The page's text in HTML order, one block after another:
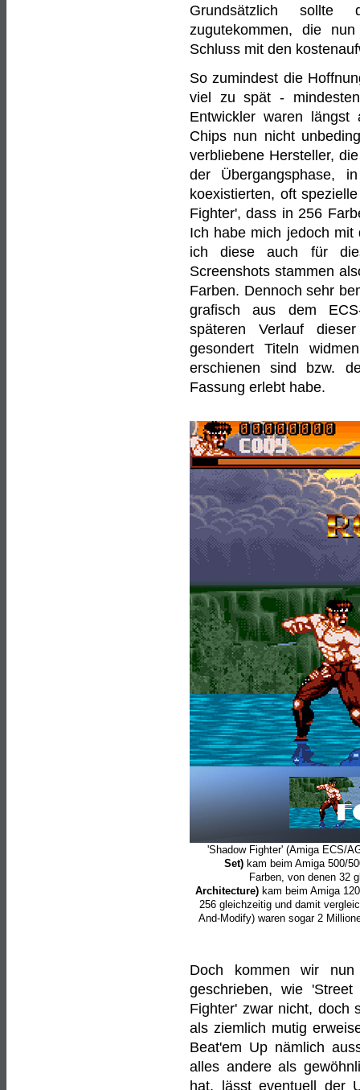
Grundsätzlich sollte
zugutekommen, die
Schluss mit den
So zumindest die
viel zu spät -
Entwickler waren längst
Chips nun nicht
verbliebene Hersteller,
der Übergangsphase,
koexistierten, oft
Fighter', dass in 256
Ich habe mich jedoch mit
ich diese auch für
Screenshots stammen
Farben. Dennoch sehr
grafisch aus dem
späteren Verlauf
gesondert Titeln
erschienen sind bzw.
Fassung erlebt habe.
'Shadow Fighter' (Amiga ECS/
Set) kam beim Amiga 500/
Farben, von denen 32
Architecture) kam beim Amiga
256 gleichzeitig und damit
And-Modify) waren sogar 2
Doch kommen wir nun
geschrieben, wie
Fighter' zwar nicht, doch
als ziemlich mutig
Beat'em Up nämlich
alles andere als
hat, lässt eventuell der